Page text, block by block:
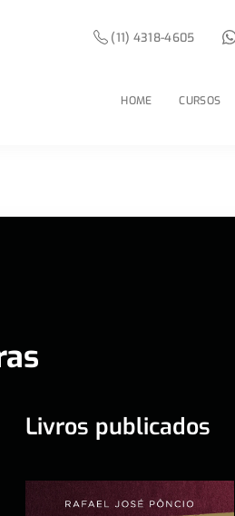
HOME CURSOS
(11) 4318-4605
Livros publicados